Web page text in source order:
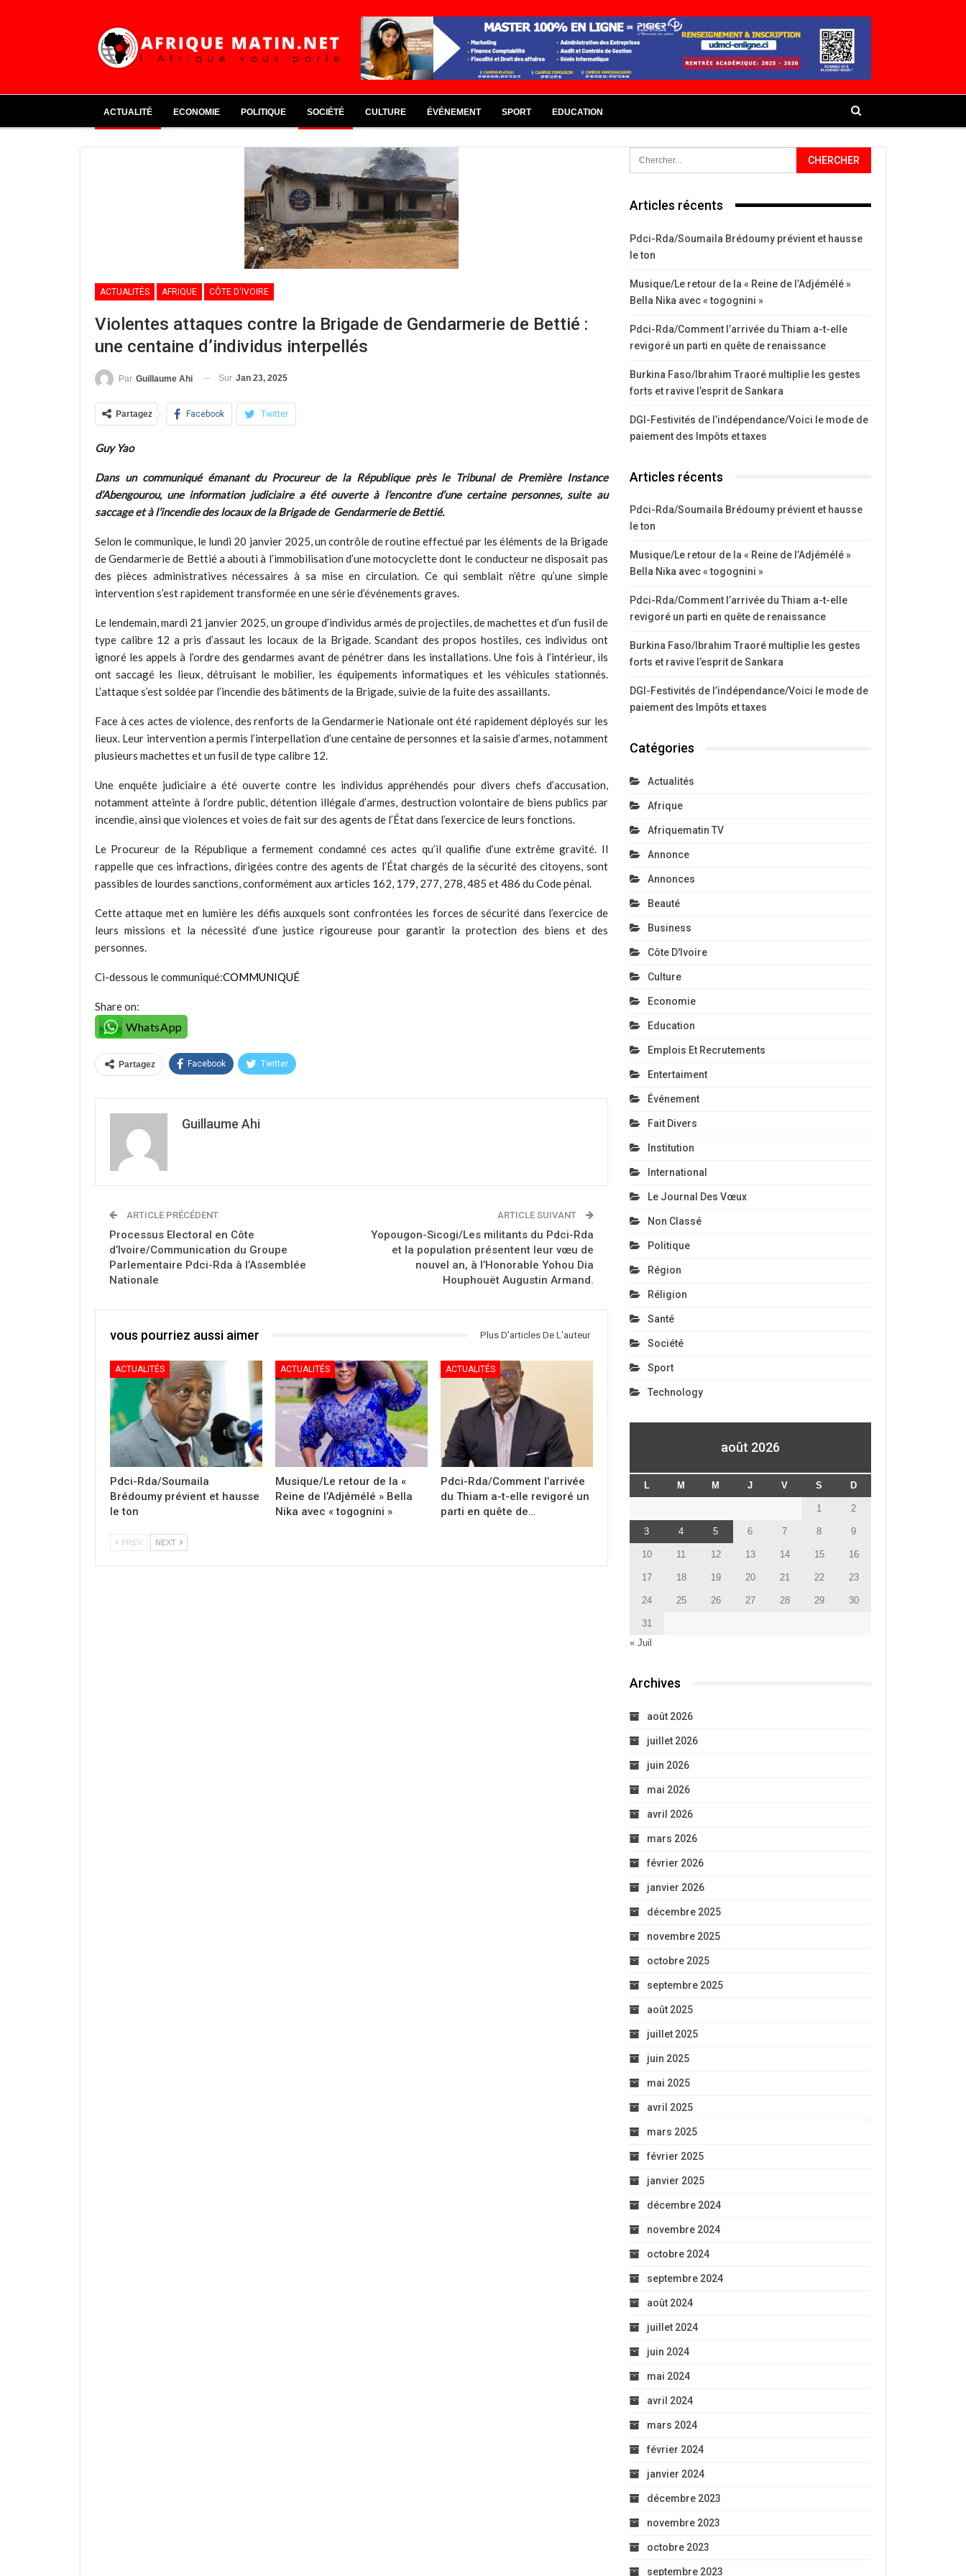
ACTUALITÉ ECONOMIE POLITIQUE SOCIÉTÉ CULTURE ÉVÉNEMENT SPORT EDUCATION
ACTUALITÉS AFRIQUE CÔTE D'IVOIRE
Violentes attaques contre la Brigade de Gendarmerie de Bettié :
une centaine d’individus interpellés
Par Guillaume Ahi Sur Jan 23, 2025
Partagez Facebook Twitter
Guy Yao
Dans un communiqué émanant du Procureur de la République près le Tribunal de Première Instance
d’Abengourou, une information judiciaire a été ouverte à l’encontre d’une certaine personnes, suite au
saccage et à l’incendie des locaux de la Brigade de Gendarmerie de Bettié.
Selon le communique, le lundi 20 janvier 2025, un contrôle de routine effectué par les éléments de la Brigade
de Gendarmerie de Bettié a abouti à l’immobilisation d’une motocyclette dont le conducteur ne disposait pas
des pièces administratives nécessaires à sa mise en circulation. Ce qui semblait n’être qu’une simple
intervention s’est rapidement transformée en une série d’événements graves.
Le lendemain, mardi 21 janvier 2025, un groupe d’individus armés de projectiles, de machettes et d’un fusil de
type calibre 12 a pris d’assaut les locaux de la Brigade. Scandant des propos hostiles, ces individus ont
ignoré les appels à l’ordre des gendarmes avant de pénétrer dans les installations. Une fois à l’intérieur, ils
ont saccagé les lieux, détruisant le mobilier, les équipements informatiques et les véhicules stationnés.
L’attaque s’est soldée par l’incendie des bâtiments de la Brigade, suivie de la fuite des assaillants.
Face à ces actes de violence, des renforts de la Gendarmerie Nationale ont été rapidement déployés sur les
lieux. Leur intervention a permis l’interpellation d’une centaine de personnes et la saisie d’armes, notamment
plusieurs machettes et un fusil de type calibre 12.
Une enquête judiciaire a été ouverte contre les individus appréhendés pour divers chefs d’accusation,
notamment atteinte à l’ordre public, détention illégale d’armes, destruction volontaire de biens publics par
incendie, ainsi que violences et voies de fait sur des agents de l’État dans l’exercice de leurs fonctions.
Le Procureur de la République a fermement condamné ces actes qu’il qualifie d’une extrême gravité. Il
rappelle que ces infractions, dirigées contre des agents de l’État chargés de la sécurité des citoyens, sont
passibles de lourdes sanctions, conformément aux articles 162, 179, 277, 278, 485 et 486 du Code pénal.
Cette attaque met en lumière les défis auxquels sont confrontées les forces de sécurité dans l’exercice de
leurs missions et la nécessité d’une justice rigoureuse pour garantir la protection des biens et des
personnes.
Ci-dessous le communiqué:COMMUNIQUÉ
Share on:
WhatsApp
Partagez Facebook Twitter
Guillaume Ahi
ARTICLE PRÉCÉDENT
Processus Electoral en Côte
d’Ivoire/Communication du Groupe
Parlementaire Pdci-Rda à l’Assemblée
Nationale
ARTICLE SUIVANT
Yopougon-Sicogi/Les militants du Pdci-Rda
et la population présentent leur vœu de
nouvel an, à l’Honorable Yohou Dia
Houphouët Augustin Armand.
vous pourriez aussi aimer Plus D'articles De L'auteur
ACTUALITÉS
Pdci-Rda/Soumaila
Brédoumy prévient et hausse
le ton
ACTUALITÉS
Musique/Le retour de la «
Reine de l’Adjémélé » Bella
Nika avec « togognini »
ACTUALITÉS
Pdci-Rda/Comment l’arrivée
du Thiam a-t-elle revigoré un
parti en quête de…
PREV NEXT
Articles récents
Pdci-Rda/Soumaila Brédoumy prévient et hausse
le ton
Musique/Le retour de la « Reine de l’Adjémélé »
Bella Nika avec « togognini »
Pdci-Rda/Comment l’arrivée du Thiam a-t-elle
revigoré un parti en quête de renaissance
Burkina Faso/Ibrahim Traoré multiplie les gestes
forts et ravive l’esprit de Sankara
DGI-Festivités de l’indépendance/Voici le mode de
paiement des Impôts et taxes
Articles récents
Pdci-Rda/Soumaila Brédoumy prévient et hausse
le ton
Musique/Le retour de la « Reine de l’Adjémélé »
Bella Nika avec « togognini »
Pdci-Rda/Comment l’arrivée du Thiam a-t-elle
revigoré un parti en quête de renaissance
Burkina Faso/Ibrahim Traoré multiplie les gestes
forts et ravive l’esprit de Sankara
DGI-Festivités de l’indépendance/Voici le mode de
paiement des Impôts et taxes
Catégories
Actualités
Afrique
Afriquematin TV
Annonce
Annonces
Beauté
Business
Côte D'Ivoire
Culture
Economie
Education
Emplois Et Recrutements
Entertaiment
Événement
Fait Divers
Institution
International
Le Journal Des Vœux
Non Classé
Politique
Région
Réligion
Santé
Société
Sport
Technology
août 2026
L M M J V S D
1 2
3 4 5 6 7 8 9
10 11 12 13 14 15 16
17 18 19 20 21 22 23
24 25 26 27 28 29 30
31
« Juil
Archives
août 2026
juillet 2026
juin 2026
mai 2026
avril 2026
mars 2026
février 2026
janvier 2026
décembre 2025
novembre 2025
octobre 2025
septembre 2025
août 2025
juillet 2025
juin 2025
mai 2025
avril 2025
mars 2025
février 2025
janvier 2025
décembre 2024
novembre 2024
octobre 2024
septembre 2024
août 2024
juillet 2024
juin 2024
mai 2024
avril 2024
mars 2024
février 2024
janvier 2024
décembre 2023
novembre 2023
octobre 2023
septembre 2023